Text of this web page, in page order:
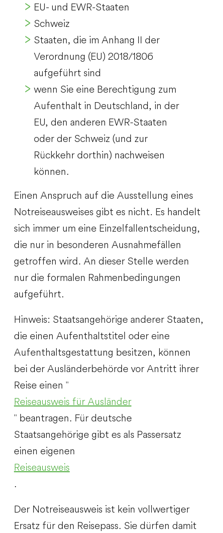
EU- und EWR-Staaten
Schweiz
Staaten, die im Anhang II der
Verordnung (EU) 2018/1806
aufgeführt sind
wenn Sie eine Berechtigung zum
Aufenthalt in Deutschland, in der
EU, den anderen EWR-Staaten
oder der Schweiz (und zur
Rückkehr dorthin) nachweisen
können.
Einen Anspruch auf die Ausstellung eines
Notreiseausweises gibt es nicht. Es handelt
sich immer um eine Einzelfallentscheidung,
die nur in besonderen Ausnahmefällen
getroffen wird. An dieser Stelle werden
nur die formalen Rahmenbedingungen
aufgeführt.
Hinweis: Staatsangehörige anderer Staaten,
die einen Aufenthaltstitel oder eine
Aufenthaltsgestattung besitzen, können
bei der Ausländerbehörde vor Antritt ihrer
Reise einen "
Reiseausweis für Ausländer
" beantragen. Für deutsche
Staatsangehörige gibt es als Passersatz
einen eigenen
Reiseausweis
.
Der Notreiseausweis ist kein vollwertiger
Ersatz für den Reisepass. Sie dürfen damit